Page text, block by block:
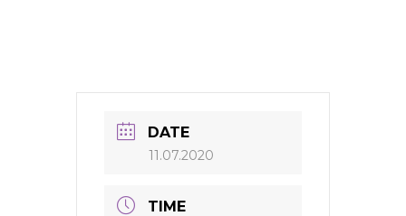
DATE
11.07.2020
TIME